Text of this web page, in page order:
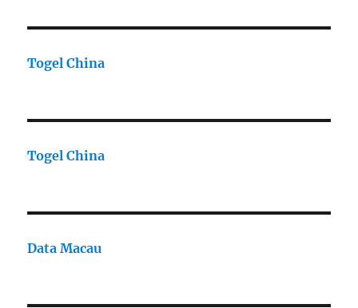
Togel China
Togel China
Data Macau